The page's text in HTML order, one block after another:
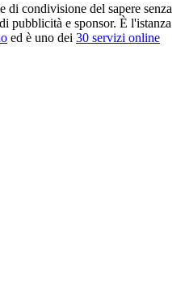
condivisione del sapere senza
pubblicità e sponsor. È l'istanza
ed è uno dei 30 servizi online